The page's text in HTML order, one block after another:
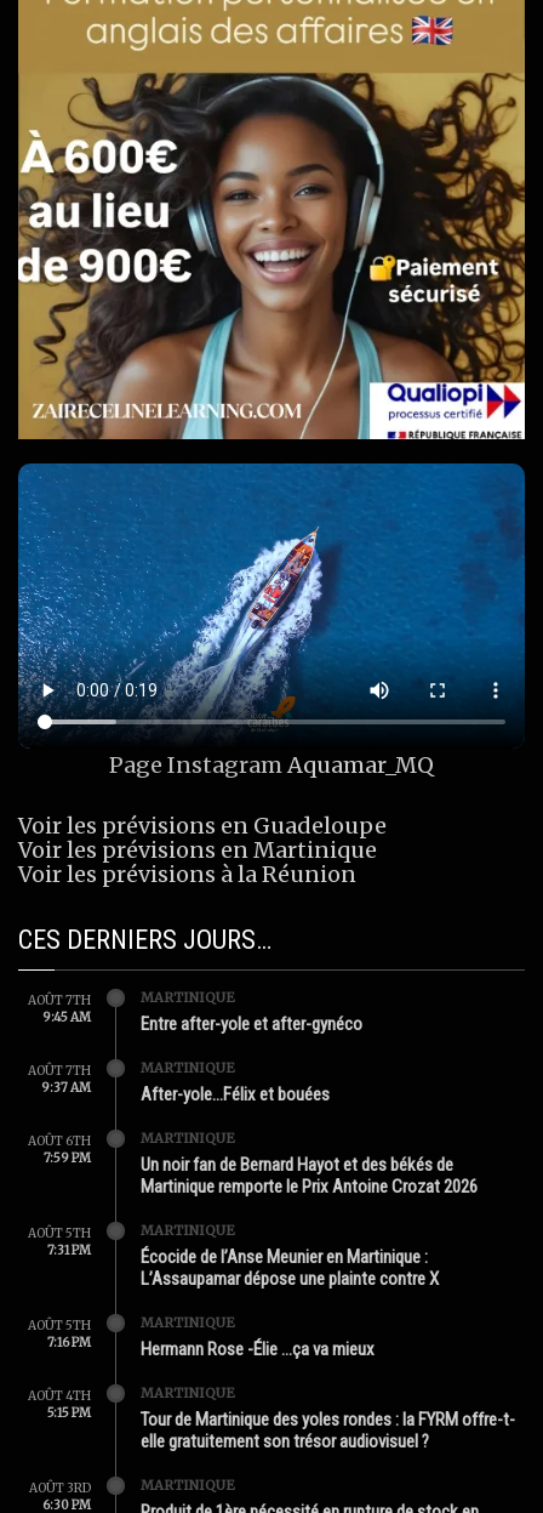
Page InstagramAquamar_MQ
Voir les prévisions en Guadeloupe
Voir les prévisions en Martinique
Voir les prévisions à la Réunion
CES DERNIERS JOURS…
AOÛT 7TH
9:45 AM
MARTINIQUE
Entre after-yole et after-gynéco
AOÛT 7TH
9:37 AM
MARTINIQUE
After-yole…Félix et bouées
AOÛT 6TH
7:59 PM
MARTINIQUE
Un noir fan de Bernard Hayot et des békés de
Martinique remporte le Prix Antoine Crozat 2026
AOÛT 5TH
7:31 PM
MARTINIQUE
Écocide de l’Anse Meunier en Martinique :
L’Assaupamar dépose une plainte contre X
AOÛT 5TH
7:16 PM
MARTINIQUE
Hermann Rose -Élie …ça va mieux
AOÛT 4TH
5:15 PM
MARTINIQUE
Tour de Martinique des yoles rondes : la FYRM offre-t-
elle gratuitement son trésor audiovisuel ?
AOÛT 3RD
6:30 PM
MARTINIQUE